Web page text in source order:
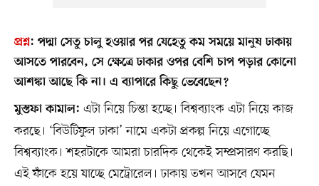
প্রশ্ন: পদ্মা সেতু চালু হওয়ার পর যেহেতু কম সময়ে মানুষ ঢাকায়
আসতে পারবেন, সে ক্ষেত্রে ঢাকার ওপর বেশি চাপ পড়ার কোনো
আশঙ্কা আছে কি না। এ ব্যাপারে কিছু ভেবেছেন?
মুস্তফা কামাল: এটা নিয়ে চিন্তা হচ্ছে। বিশ্বব্যাংক এটা নিয়ে কাজ
করছে। ‘বিউটিফুল ঢাকা’ নামে একটা প্রকল্প নিয়ে এগোচ্ছে
বিশ্বব্যাংক। শহরটাকে আমরা চারদিক থেকেই সম্প্রসারণ করছি।
এই ফাঁকে হয়ে যাচ্ছে মেট্রোরেল। ঢাকায় তখন আসবে যেমন